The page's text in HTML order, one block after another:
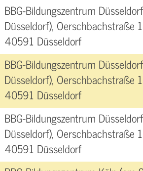
BBG-Bildungszentrum
Düsseldorf), Oerschbachstraße
40591 Düsseldorf
BBG-Bildungszentrum
Düsseldorf), Oerschbachstraße
40591 Düsseldorf
BBG-Bildungszentrum
Düsseldorf), Oerschbachstraße
40591 Düsseldorf